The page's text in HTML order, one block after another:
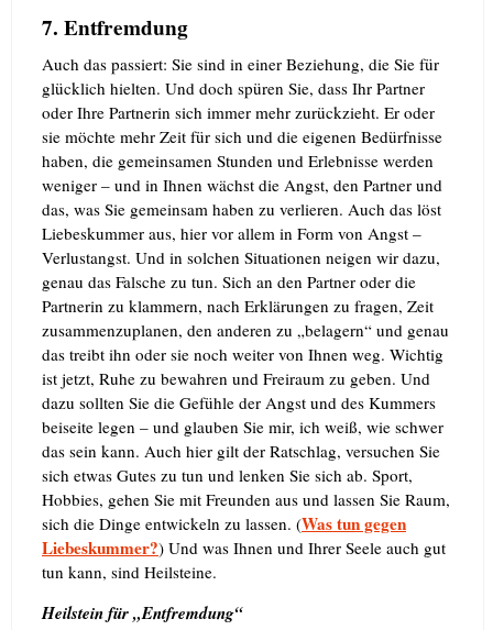
7. Entfremdung
Auch das passiert: Sie sind in einer Beziehung, die Sie für
glücklich hielten. Und doch spüren Sie, dass Ihr Partner
oder Ihre Partnerin sich immer mehr zurückzieht. Er oder
sie möchte mehr Zeit für sich und die eigenen Bedürfnisse
haben, die gemeinsamen Stunden und Erlebnisse werden
weniger – und in Ihnen wächst die Angst, den Partner und
das, was Sie gemeinsam haben zu verlieren. Auch das löst
Liebeskummer aus, hier vor allem in Form von Angst –
Verlustangst. Und in solchen Situationen neigen wir dazu,
genau das Falsche zu tun. Sich an den Partner oder die
Partnerin zu klammern, nach Erklärungen zu fragen, Zeit
zusammenzuplanen, den anderen zu „belagern“ und genau
das treibt ihn oder sie noch weiter von Ihnen weg. Wichtig
ist jetzt, Ruhe zu bewahren und Freiraum zu geben. Und
dazu sollten Sie die Gefühle der Angst und des Kummers
beiseite legen – und glauben Sie mir, ich weiß, wie schwer
das sein kann. Auch hier gilt der Ratschlag, versuchen Sie
sich etwas Gutes zu tun und lenken Sie sich ab. Sport,
Hobbies, gehen Sie mit Freunden aus und lassen Sie Raum,
sich die Dinge entwickeln zu lassen. (Was tun gegen
Liebeskummer?) Und was Ihnen und Ihrer Seele auch gut
tun kann, sind Heilsteine.
Heilstein für „Entfremdung“